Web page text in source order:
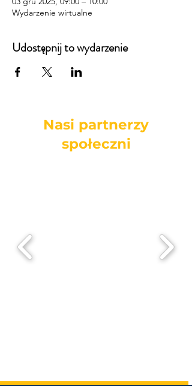
Wydarzenie wirtualne
Udostępnij to wydarzenie
Nasi partnerzy
społeczni